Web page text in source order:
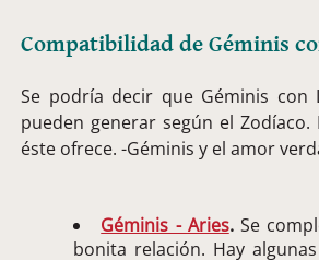
Compatibilidad de Géminis
Se podría decir que Géminis
pueden generar según el
éste ofrece. -Géminis y el amor
Géminis - Aries.Se
bonita relación. Hay